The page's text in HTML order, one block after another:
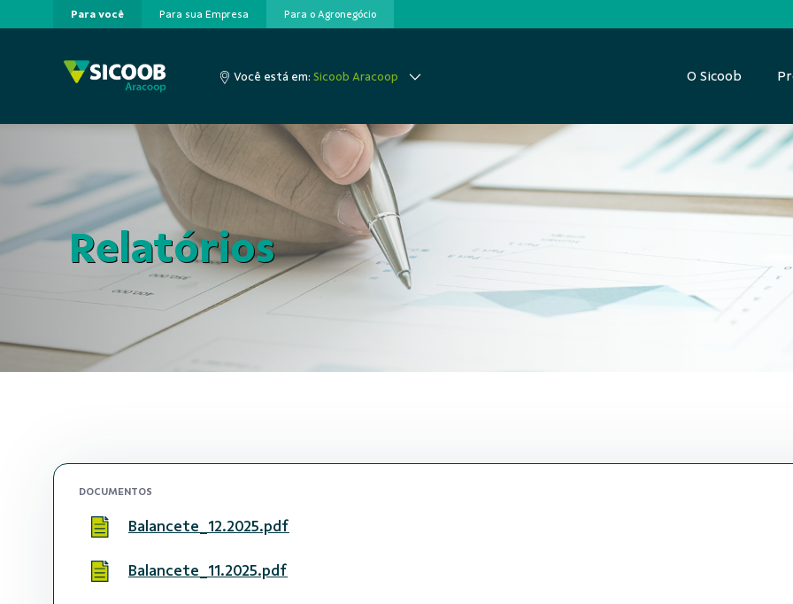
Pular para o Conteúdo principal
Para você Para sua Empresa Para o Agronegócio
Você está em: Sicoob Aracoop O Sicoob
Relatórios
DOCUMENTOS
Balancete_12.2025.pdf
Balancete_11.2025.pdf